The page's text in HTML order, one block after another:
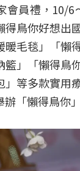
會員禮，10/6
得鳥你好想出
毛毯」「懶
籃」「懶得鳥
」等多款實用
「懶得鳥你